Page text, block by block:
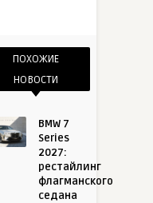
ПОХОЖИЕ
НОВОСТИ
BMW 7
Series
2027:
рестайлинг
флагманского
седана